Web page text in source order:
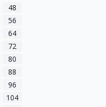
48
56
64
72
80
88
96
104